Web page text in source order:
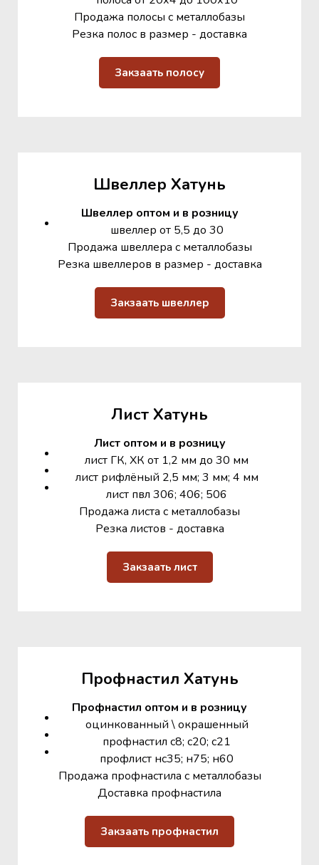
Продажа полосы с металлобазы
Резка полос в размер - доставка
Закзаать полосу
Швеллер Хатунь
Швеллер оптом и в розницу
швеллер от 5,5 до 30
Продажа швеллера с металлобазы
Резка швеллеров в размер - доставка
Закзаать швеллер
Лист Хатунь
Лист оптом и в розницу
лист ГК, ХК от 1,2 мм до 30 мм
лист рифлёный 2,5 мм; 3 мм; 4 мм
лист пвл 306; 406; 506
Продажа листа с металлобазы
Резка листов - доставка
Закзаать лист
Профнастил Хатунь
Профнастил оптом и в розницу
оцинкованный \ окрашенный
профнастил с8; с20; с21
профлист нс35; н75; н60
Продажа профнастила с металлобазы
Доставка профнастила
Закзаать профнастил